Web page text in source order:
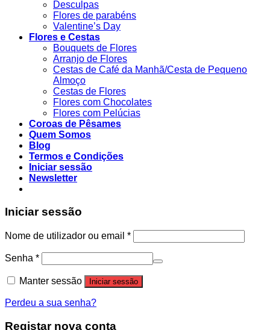
Desculpas
Flores de parabéns
Valentine’s Day
Flores e Cestas
Bouquets de Flores
Arranjo de Flores
Cestas de Café da Manhã/Cesta de Pequeno
Almoço
Cestas de Flores
Flores com Chocolates
Flores com Pelúcias
Coroas de Pêsames
Quem Somos
Blog
Termos e Condições
Iniciar sessão
Newsletter
Iniciar sessão
Nome de utilizador ou email *
Senha *
Manter sessão Iniciar sessão
Perdeu a sua senha?
Registar nova conta